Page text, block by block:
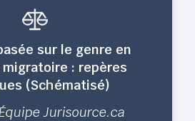
sur le genre en
: repères
(Schématisé)
Jurisource.ca